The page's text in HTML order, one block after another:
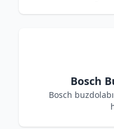
Bosch
Bosch